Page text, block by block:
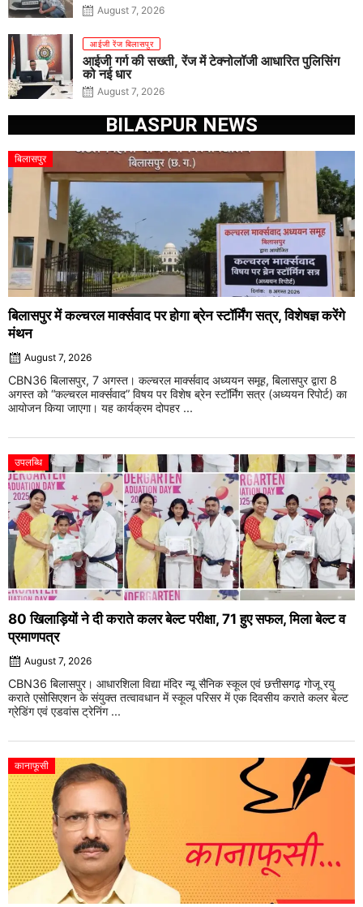
August 7, 2026
आईजी रेंज बिलासपुर
आईजी गर्ग की सख्ती, रेंज में टेक्नोलॉजी आधारित पुलिसिंग
को नई धार
August 7, 2026
BILASPUR NEWS
बिलासपुर
बिलासपुर में कल्चरल मार्क्सवाद पर होगा ब्रेन स्टॉर्मिंग सत्र, विशेषज्ञ करेंगे
मंथन
August 7, 2026
CBN36 बिलासपुर, 7 अगस्त। कल्चरल मार्क्सवाद अध्ययन समूह, बिलासपुर द्वारा 8
अगस्त को “कल्चरल मार्क्सवाद” विषय पर विशेष ब्रेन स्टॉर्मिंग सत्र (अध्ययन रिपोर्ट) का
आयोजन किया जाएगा। यह कार्यक्रम दोपहर ...
उपलब्धि
80 खिलाड़ियों ने दी कराते कलर बेल्ट परीक्षा, 71 हुए सफल, मिला बेल्ट व
प्रमाणपत्र
August 7, 2026
CBN36 बिलासपुर। आधारशिला विद्या मंदिर न्यू सैनिक स्कूल एवं छत्तीसगढ़ गोजू रयु
कराते एसोसिएशन के संयुक्त तत्वावधान में स्कूल परिसर में एक दिवसीय कराते कलर बेल्ट
ग्रेडिंग एवं एडवांस ट्रेनिंग ...
कानाफूसी